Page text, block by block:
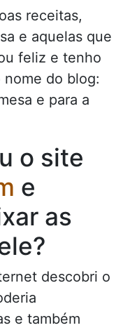
receitas,
e aquelas que
feliz e tenho
do blog:
e para a
o site
e
as
descobri o
e também